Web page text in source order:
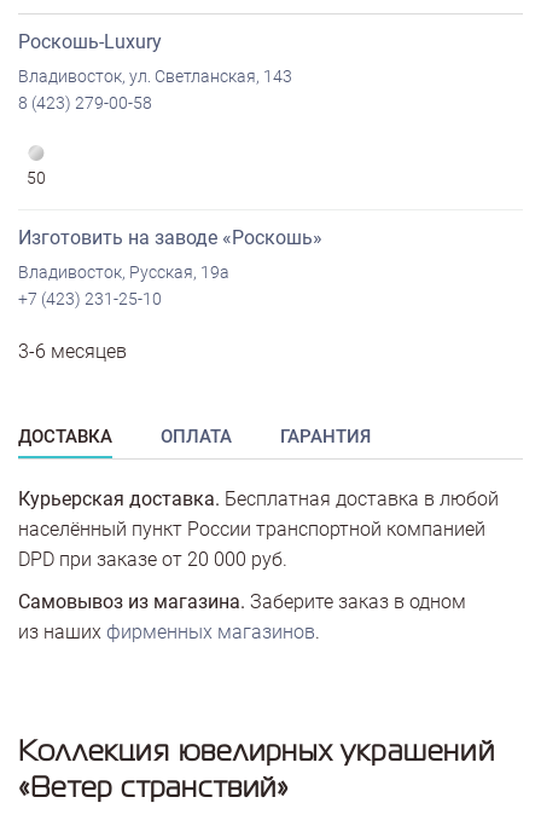
Роскошь-Luxury
Владивосток, ул. Светланская, 143
8 (423) 279-00-58
50
Изготовить на заводе «Роскошь»
Владивосток, Русская, 19а
+7 (423) 231-25-10
3-6 месяцев
ДОСТАВКА ОПЛАТА ГАРАНТИЯ
Курьерская доставка. Бесплатная доставка в любой
населённый пункт России транспортной компанией
DPD при заказе от 20 000 руб.
Самовывоз из магазина. Заберите заказ в одном
из наших фирменных магазинов.
Коллекция ювелирных украшений
«Ветер странствий»